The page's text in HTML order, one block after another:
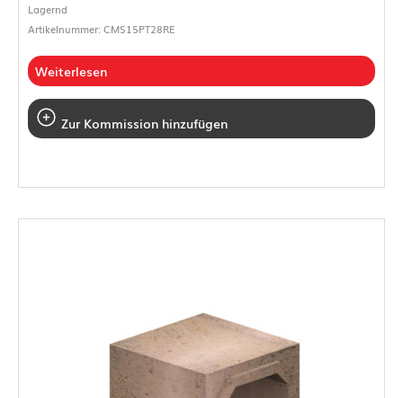
Lagernd
Artikelnummer: CMS15PT28RE
Weiterlesen
Zur Kommission hinzufügen